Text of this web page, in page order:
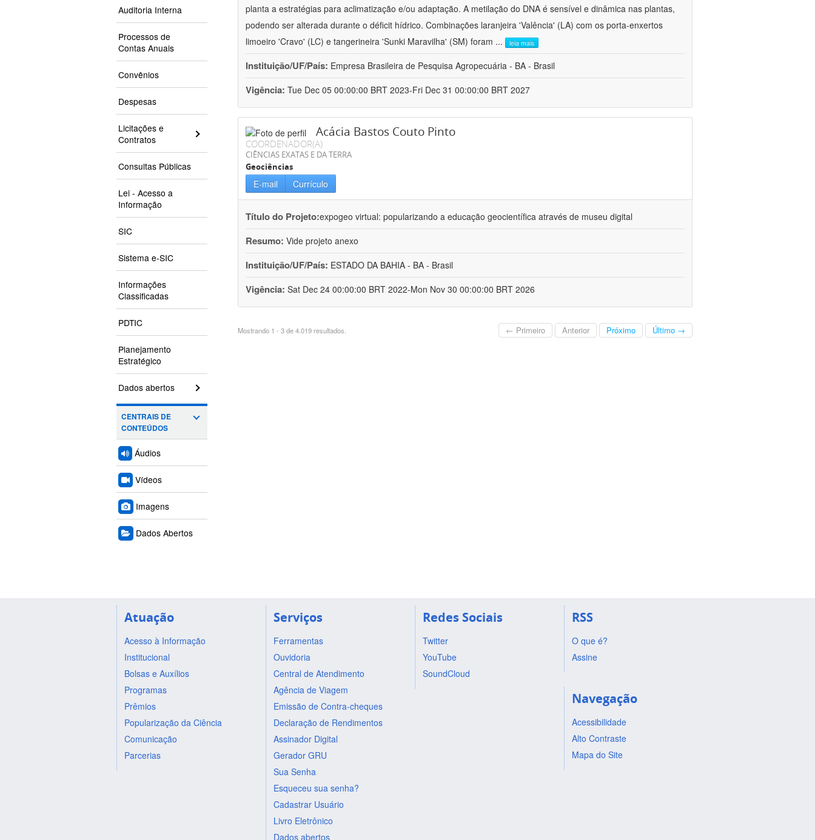
Auditoria Interna
Processos de
Contas Anuais
Convênios
Despesas
Licitações e
Contratos
Consultas Públicas
Lei - Acesso a
Informação
SIC
Sistema e-SIC
Informações
Classificadas
PDTIC
Planejamento
Estratégico
Dados abertos
CENTRAIS DE
CONTEÚDOS
Áudios
Vídeos
Imagens
Dados Abertos
planta a estratégias para aclimatização e/ou adaptação. A metilação do DNA é sensível e dinâmica nas plantas,
podendo ser alterada durante o déficit hídrico. Combinações laranjeira 'Valência' (LA) com os porta-enxertos
limoeiro 'Cravo' (LC) e tangerineira 'Sunki Maravilha' (SM) foram ... leia mais
Instituição/UF/País: Empresa Brasileira de Pesquisa Agropecuária - BA - Brasil
Vigência: Tue Dec 05 00:00:00 BRT 2023-Fri Dec 31 00:00:00 BRT 2027
Acácia Bastos Couto Pinto
COORDENADOR(A)
CIÊNCIAS EXATAS E DA TERRA
Geociências
E-mail Currículo
Título do Projeto:expogeo virtual: popularizando a educação geocientífica através de museu digital
Resumo: Vide projeto anexo
Instituição/UF/País: ESTADO DA BAHIA - BA - Brasil
Vigência: Sat Dec 24 00:00:00 BRT 2022-Mon Nov 30 00:00:00 BRT 2026
Mostrando 1 - 3 de 4.019 resultados. ← Primeiro Anterior Próximo Último →
Atuação
Acesso à Informação
Institucional
Bolsas e Auxílios
Programas
Prêmios
Popularização da Ciência
Comunicação
Parcerias
Serviços
Ferramentas
Ouvidoria
Central de Atendimento
Agência de Viagem
Emissão de Contra-cheques
Declaração de Rendimentos
Assinador Digital
Gerador GRU
Sua Senha
Esqueceu sua senha?
Cadastrar Usuário
Livro Eletrônico
Dados abertos
Redes Sociais
Twitter
YouTube
SoundCloud
RSS
O que é?
Assine
Navegação
Acessibilidade
Alto Contraste
Mapa do Site